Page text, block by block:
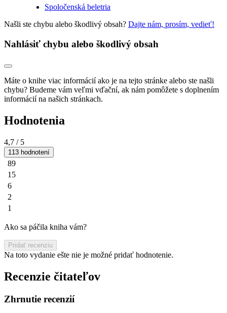
Spoločenská beletria
Našli ste chybu alebo škodlivý obsah? Dajte nám, prosím, vedieť!
Nahlásiť chybu alebo škodlivý obsah
Máte o knihe viac informácií ako je na tejto stránke alebo ste našli
chybu? Budeme vám veľmi vďační, ak nám pomôžete s doplnením
informácií na našich stránkach.
Hodnotenia
4,7 / 5
113 hodnotení
89
15
6
2
1
Ako sa páčila kniha vám?
Pridať recenziu
Na toto vydanie ešte nie je možné pridať hodnotenie.
Recenzie čitateľov
Zhrnutie recenzií